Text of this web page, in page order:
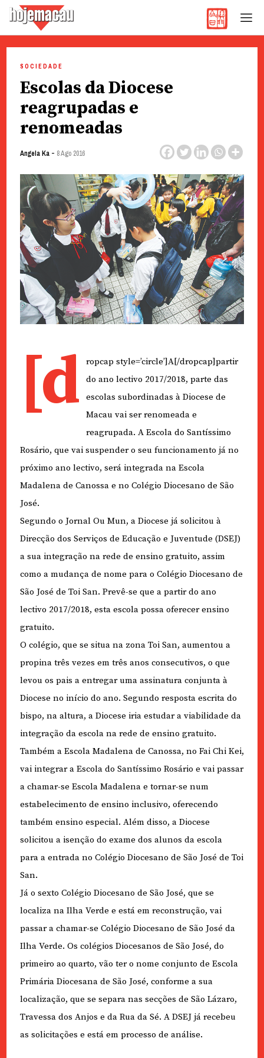
content
SOCIEDADE
Escolas da Diocese
reagrupadas e
renomeadas
Angela Ka- 8 Ago 2016
[d
ropcap style=’circle’]A[/dropcap]partir
do ano lectivo 2017/2018, parte das
escolas subordinadas à Diocese de
Macau vai ser renomeada e
reagrupada. A Escola do Santíssimo
Rosário, que vai suspender o seu funcionamento já no
próximo ano lectivo, será integrada na Escola
Madalena de Canossa e no Colégio Diocesano de São
José.
Segundo o Jornal Ou Mun, a Diocese já solicitou à
Direcção dos Serviços de Educação e Juventude (DSEJ)
a sua integração na rede de ensino gratuito, assim
como a mudança de nome para o Colégio Diocesano de
São José de Toi San. Prevê-se que a partir do ano
lectivo 2017/2018, esta escola possa oferecer ensino
gratuito.
O colégio, que se situa na zona Toi San, aumentou a
propina três vezes em três anos consecutivos, o que
levou os pais a entregar uma assinatura conjunta à
Diocese no início do ano. Segundo resposta escrita do
bispo, na altura, a Diocese iria estudar a viabilidade da
integração da escola na rede de ensino gratuito.
Também a Escola Madalena de Canossa, no Fai Chi Kei,
vai integrar a Escola do Santíssimo Rosário e vai passar
a chamar-se Escola Madalena e tornar-se num
estabelecimento de ensino inclusivo, oferecendo
também ensino especial. Além disso, a Diocese
solicitou a isenção do exame dos alunos da escola
para a entrada no Colégio Diocesano de São José de Toi
San.
Já o sexto Colégio Diocesano de São José, que se
localiza na Ilha Verde e está em reconstrução, vai
passar a chamar-se Colégio Diocesano de São José da
Ilha Verde. Os colégios Diocesanos de São José, do
primeiro ao quarto, vão ter o nome conjunto de Escola
Primária Diocesana de São José, conforme a sua
localização, que se separa nas secções de São Lázaro,
Travessa dos Anjos e da Rua da Sé. A DSEJ já recebeu
as solicitações e está em processo de análise.